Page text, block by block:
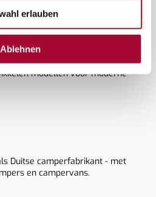
erlauben
Ablehnen
invloed op de markt voor nieuwe
Of het nu gaat om
ergonomische interieurs of
modellen voor moderne
Duitse camperfabrikant - met
en campervans.